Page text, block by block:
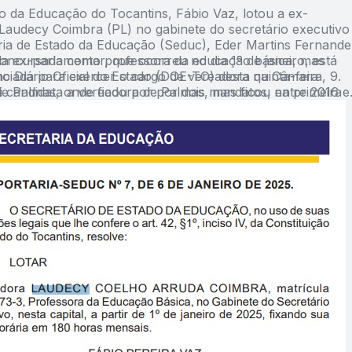
da Educação do Tocantins, Fábio Vaz, lotou a ex-
Coimbra (PL) no gabinete do secretário executivo
de Estado da Educação (Seduc), Eder Martins
ex-parlamentar, que ocorreu no dia 1º de janeiro, está
Diário Oficial do Estado (DOE-TO) desta quinta-feira, 9.
candidata a vereadora de Palmas, mas ficou na primeira
como professora da educação básica, mas
para exercer o cargo de vereadora na Câmara
Palmas, onde ficou por por dois mandatos, entre 2016 e